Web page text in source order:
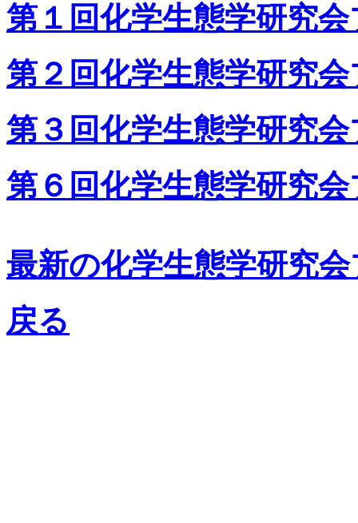
第１回化学生態学研究
第２回化学生態学研究
第３回化学生態学研究
第６回化学生態学研究
最新の化学生態学研究
戻る